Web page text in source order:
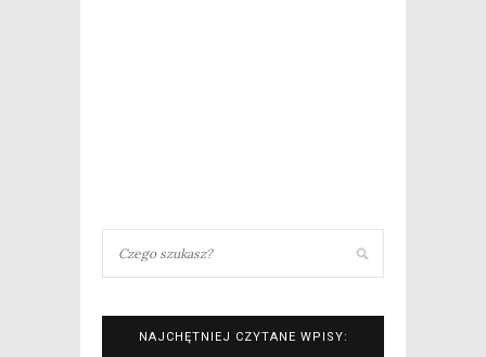
NAJCHĘTNIEJ CZYTANE WPISY: